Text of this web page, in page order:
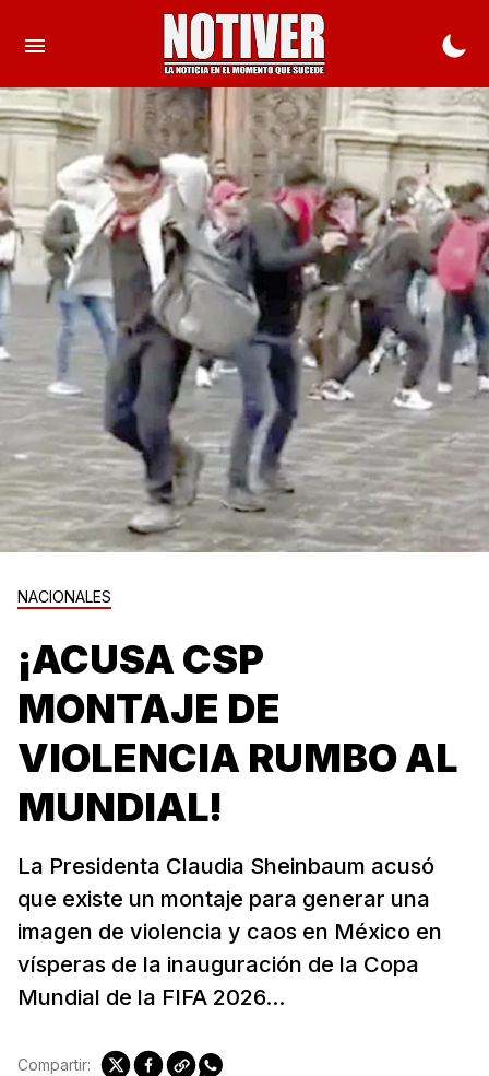
NACIONALES
¡ACUSA CSP
MONTAJE DE
VIOLENCIA RUMBO AL
MUNDIAL!
La Presidenta Claudia Sheinbaum acusó
que existe un montaje para generar una
imagen de violencia y caos en México en
vísperas de la inauguración de la Copa
Mundial de la FIFA 2026...
Compartir: